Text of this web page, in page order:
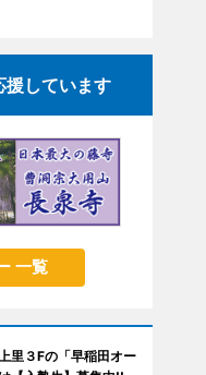
援しています
一覧
里３Fの「早稲田オー